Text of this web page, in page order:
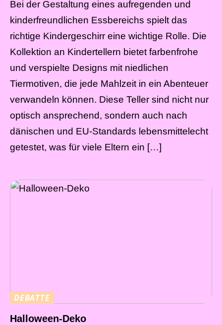
Bei der Gestaltung eines aufregenden und
kinderfreundlichen Essbereichs spielt das
richtige Kindergeschirr eine wichtige Rolle. Die
Kollektion an Kindertellern bietet farbenfrohe
und verspielte Designs mit niedlichen
Tiermotiven, die jede Mahlzeit in ein Abenteuer
verwandeln können. Diese Teller sind nicht nur
optisch ansprechend, sondern auch nach
dänischen und EU-Standards lebensmittelecht
getestet, was für viele Eltern ein […]
DEBATTE
Halloween-Deko